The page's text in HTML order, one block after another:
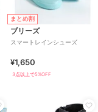
まとめ割
ブリーズ
スマートレインシューズ
¥1,650
3点以上で5%OFF